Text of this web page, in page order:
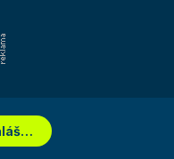
Přihlášení